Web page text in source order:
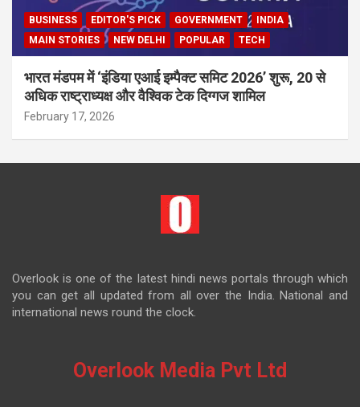
BUSINESS EDITOR'S PICK GOVERNMENT
INDIA
MAIN STORIES
NEW DELHI POPULAR TECH
भारत मंडपम में ‘इंडिया एआई इम्पैक्ट समिट 2026’ शुरू, 20 से
अधिक राष्ट्राध्यक्ष और वैश्विक टेक दिग्गज शामिल
February 17, 2026
Overlook is one of the latest hindi news portals through which
you can get all updated from all over the India. National and
international news round the clock.
Overlook Media Pvt Ltd